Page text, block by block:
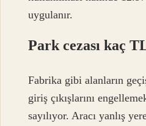
uygulanır.
Park cezası kaç
Fabrika gibi alanların
giriş çıkışlarını
sayılıyor. Aracı yanlış